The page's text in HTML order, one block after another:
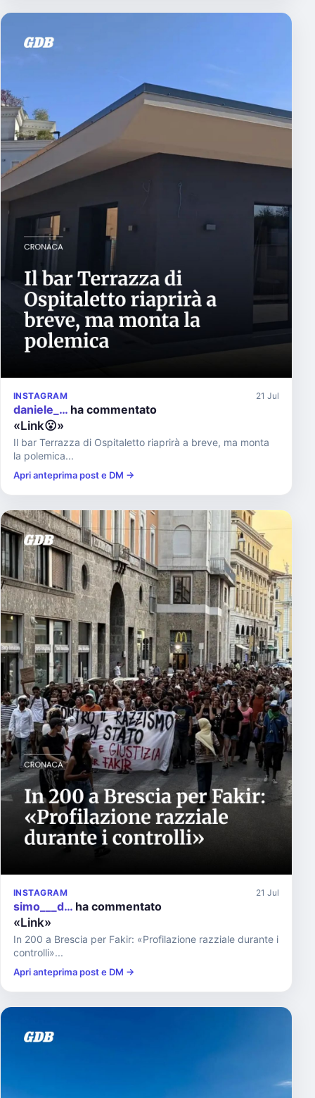
INSTAGRAM 21 Jul
daniele_… ha commentato
«Link😮»
Il bar Terrazza di Ospitaletto riaprirà a breve, ma monta
la polemica...
Apri anteprima post e DM →
INSTAGRAM 21 Jul
simo___d… ha commentato
«Link»
In 200 a Brescia per Fakir: «Profilazione razziale durante i
controlli»...
Apri anteprima post e DM →